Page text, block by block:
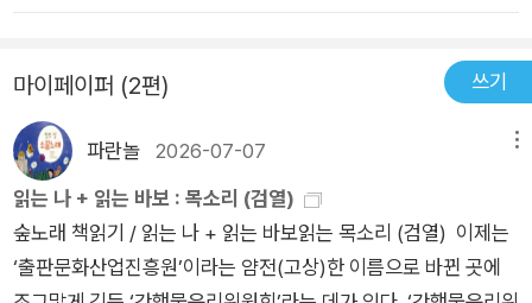
할 것 같다.
마이페이퍼 (2편) 쓰기
파란놀 2026-07-07
읽는 나 + 읽는 바보 : 목소리 (검열)
숲노래 책읽기 / 읽는 나 + 읽는 바보읽는 목소리 (검열) 이제는
‘출판문화산업진흥원’이라는 얌전(고상)한 이름으로 바뀐 곳에